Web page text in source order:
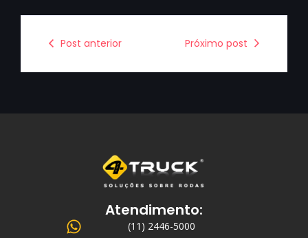
Post anterior Próximo post
Atendimento:
(11) 2446-5000